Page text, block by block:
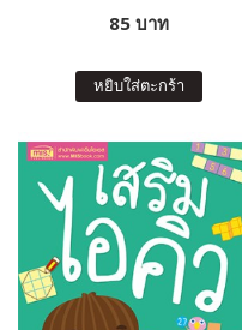
85 บาท
หยิบใส่ตะกร้า